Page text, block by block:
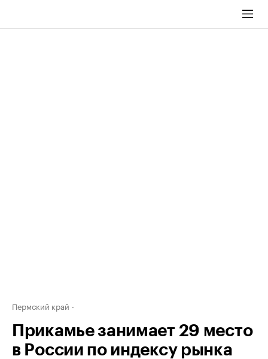
Пермский край
Прикамье занимает 29 место
в России по индексу рынка